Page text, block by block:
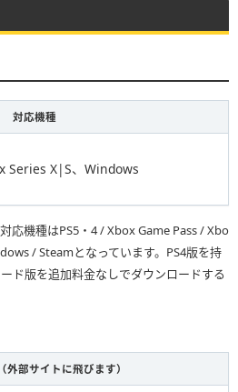
対応機種
Series X|S、Windows
応機種はPS5・4 / Xbox Game Pass / Xbo
/ Steamとなっています。PS4版を持
ド版を追加料金なしでダウンロードする
外部サイトに飛びます）